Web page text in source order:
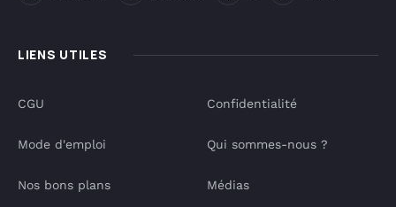
LIENS UTILES
CGU
Mode d'emploi
Nos bons plans
Confidentialité
Qui sommes-nous ?
Médias